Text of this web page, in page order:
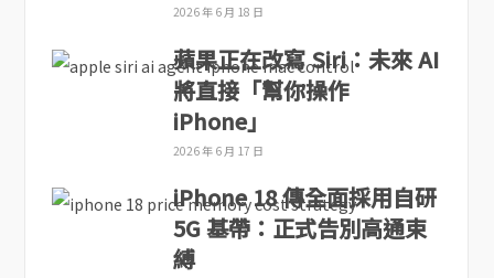
2026 年 6 月 18 日
蘋果正在改寫 Siri：未來 AI
將直接「幫你操作
iPhone」
2026 年 6 月 17 日
iPhone 18 傳全面採用自研
5G 基帶：正式告別高通束
縛